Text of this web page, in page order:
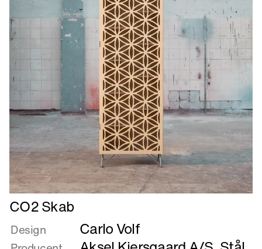
Læs
mere
om
CO2
CO2 Skab
Design Carlo Volf